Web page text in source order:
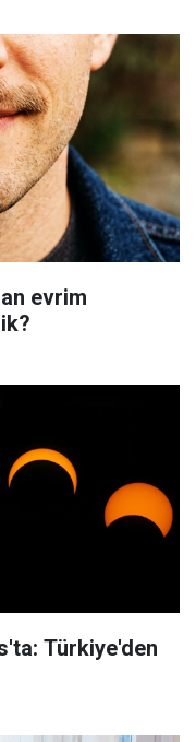
evrim
Türkiye'den